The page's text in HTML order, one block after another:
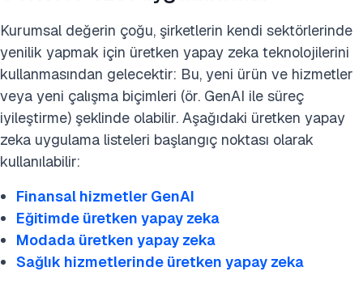
Kurumsal değerin çoğu, şirketlerin kendi sektörlerinde
yenilik yapmak için üretken yapay zeka teknolojilerini
kullanmasından gelecektir: Bu, yeni ürün ve hizmetler
veya yeni çalışma biçimleri (ör. GenAI ile süreç
iyileştirme) şeklinde olabilir. Aşağıdaki üretken yapay
zeka uygulama listeleri başlangıç noktası olarak
kullanılabilir:
Finansal hizmetler GenAI
Eğitimde üretken yapay zeka
Modada üretken yapay zeka
Sağlık hizmetlerinde üretken yapay zeka